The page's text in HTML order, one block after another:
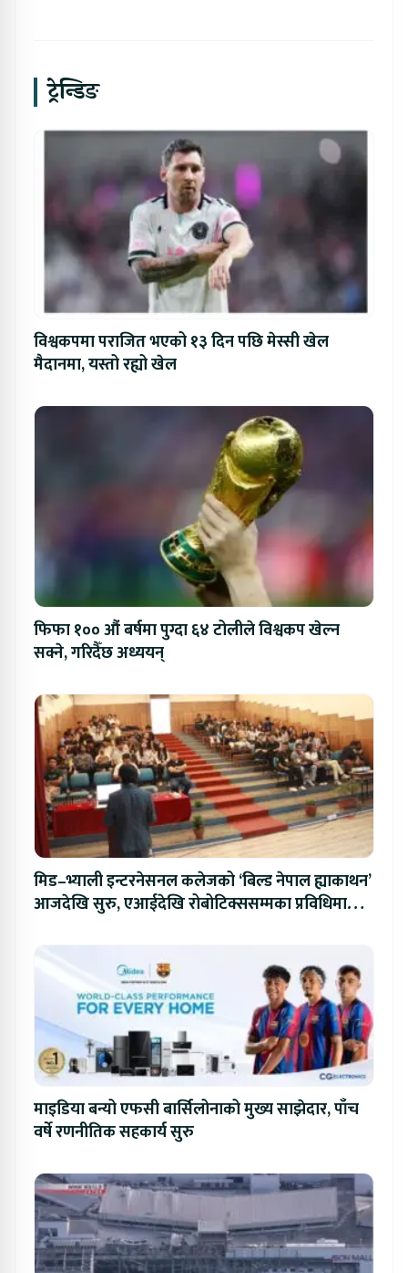
ट्रेन्डिङ
विश्वकपमा पराजित भएको १३ दिन पछि मेस्सी खेल
मैदानमा, यस्तो रह्यो खेल
फिफा १०० औं बर्षमा पुग्दा ६४ टोलीले विश्वकप खेल्न
सक्ने, गरिदैँछ अध्ययन्
मिड–भ्याली इन्टरनेसनल कलेजको ‘बिल्ड नेपाल ह्याकाथन’
आजदेखि सुरु, एआईदेखि रोबोटिक्ससम्मका प्रविधिमा
माइडिया बन्यो एफसी बार्सिलोनाको मुख्य साझेदार, पाँच
वर्षे रणनीतिक सहकार्य सुरु